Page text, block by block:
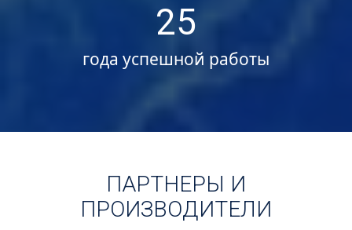
25
года успешной работы
ПАРТНЕРЫ И
ПРОИЗВОДИТЕЛИ